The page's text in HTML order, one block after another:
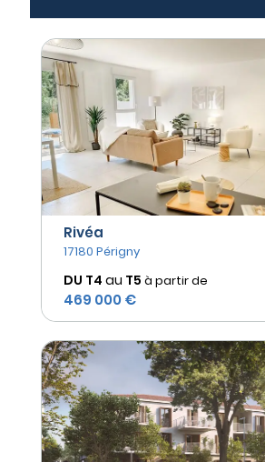
Rivéa
17180 Périgny
DU T4 au T5 à partir de
469 000 €